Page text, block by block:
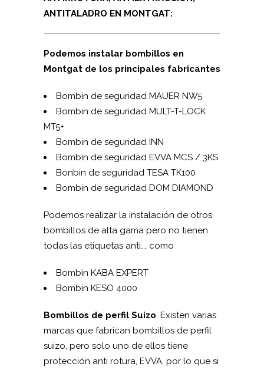
ANTITALADRO EN MONTGAT:
Podemos instalar bombillos en
Montgat de los principales fabricantes
Bombin de seguridad MAUER NW5
Bombin de seguridad MUL­T-T-LOCK
MT5+
Bombin de seguridad INN
Bombin de seguridad EVVA MCS / 3KS
Bonbin de seguridad TESA TK100
Bombin de seguridad DOM DIAMOND
Podemos realizar la instalación de otros
bombillos de alta gama pero no tienen
todas las etiquetas anti…, como
Bombin KABA EXPERT
Bombin KESO 4000
Bombillos de perfil Suizo. Existen varias
marcas que fabrican bombillos de perfil
suizo, pero solo uno de ellos tiene
protección anti rotura, EVVA, por lo que si